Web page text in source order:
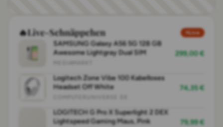
🔥Live-Schnäppchen Live
SAMSUNG Galaxy A56 5G 128 GB
Awesome Lightgray Dual SIM
299,00 €
Logitech Zone Vibe 100 Kabelloses
Headset Off White
74,35 €
LOGITECH G Pro X Superlight 2 DEX
Lightspeed Gaming Maus, Pink
79,99 €